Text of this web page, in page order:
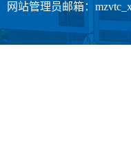
网站管理员邮箱：